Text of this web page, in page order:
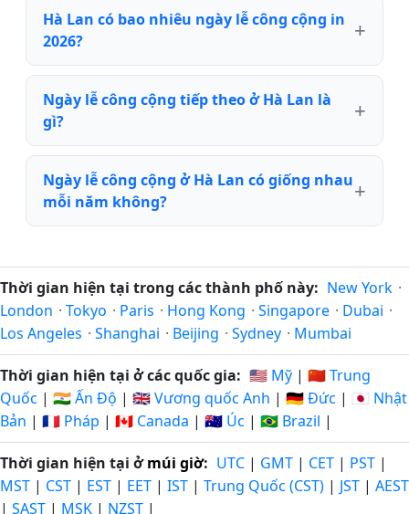
Hà Lan có bao nhiêu ngày lễ công cộng in
2026?
Ngày lễ công cộng tiếp theo ở Hà Lan là
gì?
Ngày lễ công cộng ở Hà Lan có giống nhau
mỗi năm không?
Thời gian hiện tại trong các thành phố này: New York ·
London · Tokyo · Paris · Hong Kong · Singapore · Dubai ·
Los Angeles · Shanghai · Beijing · Sydney · Mumbai
Thời gian hiện tại ở các quốc gia: 🇺🇸 Mỹ | 🇨🇳 Trung
Quốc | 🇮🇳 Ấn Độ | 🇬🇧 Vương quốc Anh | 🇩🇪 Đức | 🇯🇵 Nhật
Bản | 🇫🇷 Pháp | 🇨🇦 Canada | 🇦🇺 Úc | 🇧🇷 Brazil |
Thời gian hiện tại ởmúi giờ: UTC | GMT | CET | PST |
MST | CST | EST | EET | IST | Trung Quốc (CST) | JST | AEST
| SAST | MSK | NZST |